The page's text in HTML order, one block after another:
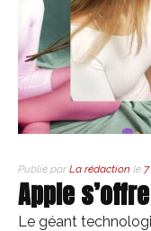
Publié par La rédaction le
Apple
Le géant